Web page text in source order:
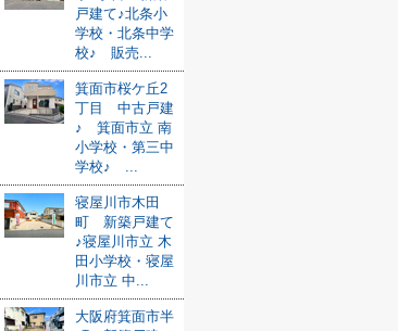
戸建て♪北条小
学校・北条中学
校♪ 販売...
箕面市桜ケ丘2
丁目 中古戸建
♪ 箕面市立 南
小学校・第三中
学校♪ ...
寝屋川市木田
町 新築戸建て
♪寝屋川市立 木
田小学校・寝屋
川市立 中...
大阪府箕面市半